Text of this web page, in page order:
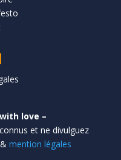
love –
et ne divulguez
& mention légales